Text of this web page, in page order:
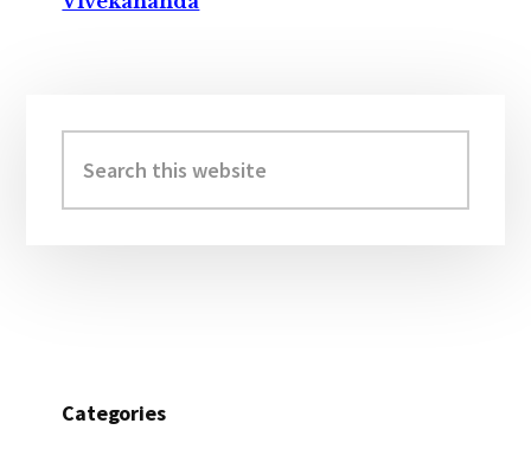
Sidebar
this
website
Categories